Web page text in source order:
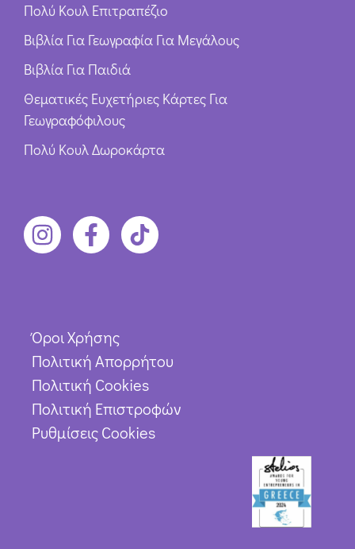
Πολύ Κουλ Επιτραπέζιο
Βιβλία Για Γεωγραφία Για Μεγάλους
Βιβλία Για Παιδιά
Θεματικές Ευχετήριες Κάρτες Για
Γεωγραφόφιλους
Πολύ Κουλ Δωροκάρτα
Όροι Χρήσης
Πολιτική Απορρήτου
Πολιτική Cookies
Πολιτική Επιστροφών
Ρυθμίσεις Cookies